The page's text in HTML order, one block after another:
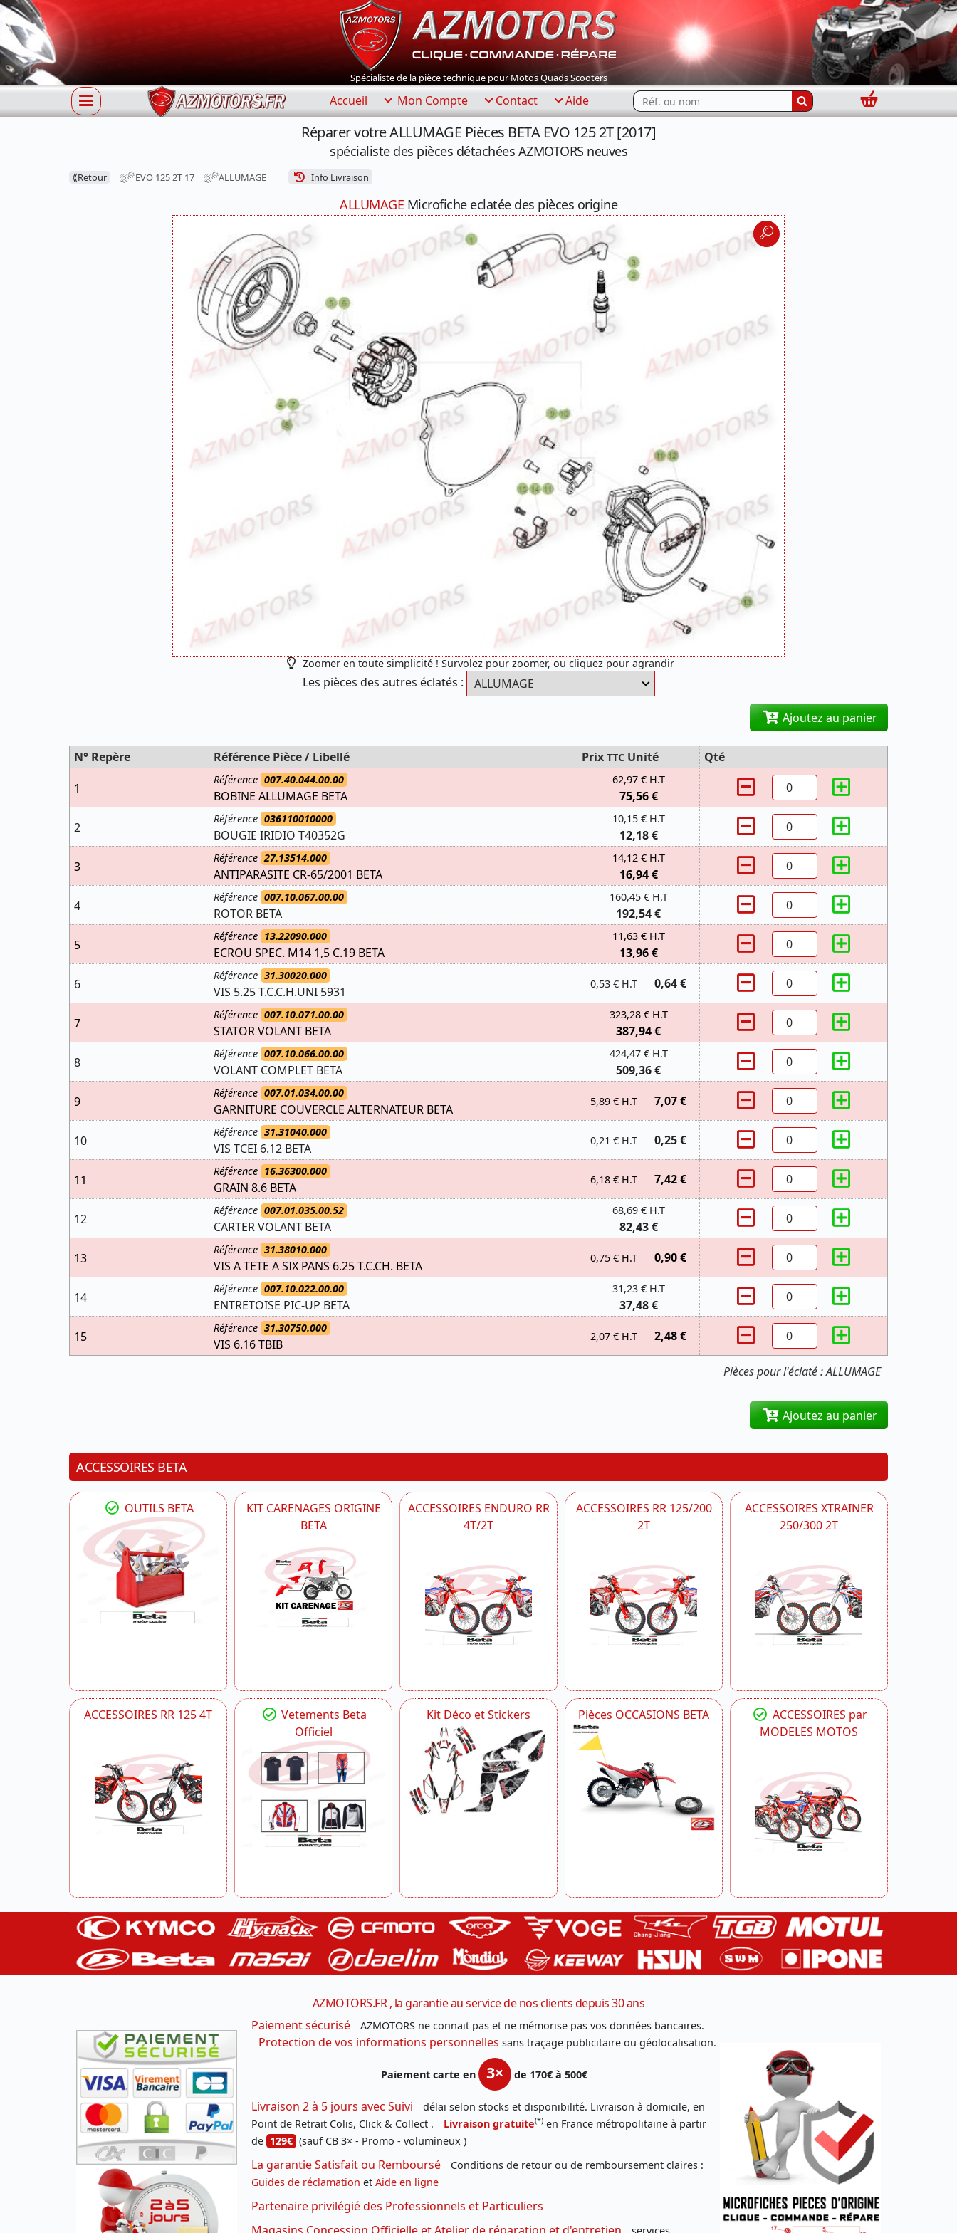
Spécialiste de la pièce technique pour Motos Quads Scooters
Accueil Mon Compte Contact Aide Rechercher...
Panier
Réparer votre ALLUMAGE Pièces BETA EVO 125 2T [2017]
spécialiste des pièces détachées AZMOTORS neuves
⟪Retour EVO 125 2T 17 ALLUMAGE Info Livraison
ALLUMAGE Microfiche eclatée des pièces origine
Zoomer en toute simplicité ! Survolez pour zoomer, ou cliquez pour agrandir
Les pièces des autres éclatés :
Ajoutez au panier
Pièces pour l'éclaté : ALLUMAGE
N° Repère Référence Pièce / Libellé Prix TTC Unité
Qté
1
Référence 007.40.044.00.00
BOBINE ALLUMAGE BETA
62,97 € H.T
75,56 €
2
Référence 036110010000
BOUGIE IRIDIO T40352G
10,15 € H.T
12,18 €
3
Référence 27.13514.000
ANTIPARASITE CR-65/2001 BETA
14,12 € H.T
16,94 €
4
Référence 007.10.067.00.00
ROTOR BETA
160,45 € H.T
192,54 €
5
Référence 13.22090.000
ECROU SPEC. M14 1,5 C.19 BETA
11,63 € H.T
13,96 €
6
Référence 31.30020.000
VIS 5.25 T.C.C.H.UNI 5931
0,53 € H.T 0,64 €
7
Référence 007.10.071.00.00
STATOR VOLANT BETA
323,28 € H.T
387,94 €
8
Référence 007.10.066.00.00
VOLANT COMPLET BETA
424,47 € H.T
509,36 €
9
Référence 007.01.034.00.00
GARNITURE COUVERCLE ALTERNATEUR BETA
5,89 € H.T 7,07 €
10
Référence 31.31040.000
VIS TCEI 6.12 BETA
0,21 € H.T 0,25 €
11
Référence 16.36300.000
GRAIN 8.6 BETA
6,18 € H.T 7,42 €
12
Référence 007.01.035.00.52
CARTER VOLANT BETA
68,69 € H.T
82,43 €
13
Référence 31.38010.000
VIS A TETE A SIX PANS 6.25 T.C.CH. BETA
0,75 € H.T 0,90 €
14
Référence 007.10.022.00.00
ENTRETOISE PIC-UP BETA
31,23 € H.T
37,48 €
15
Référence 31.30750.000
VIS 6.16 TBIB
2,07 € H.T 2,48 €
Ajoutez au panier
ACCESSOIRES BETA
OUTILS BETA
KIT CARENAGES ORIGINE
BETA
ACCESSOIRES ENDURO RR
4T/2T
ACCESSOIRES RR 125/200
2T
ACCESSOIRES XTRAINER
250/300 2T
ACCESSOIRES RR 125 4T
Vetements Beta
Officiel
Kit Déco et Stickers Pièces OCCASIONS BETA
ACCESSOIRES par
MODELES MOTOS
AZMOTORS.FR , la garantie au service de nos clients depuis 30 ans
Paiement sécurisé
AZMOTORS ne connait pas et ne mémorise pas vos données bancaires.
Protection de vos informations personnelles sans traçage publicitaire ou géolocalisation.
Paiement carte en 3× de 170€ à 500€
Livraison 2 à 5 jours avec Suivi
délai selon stocks et disponibilité. Livraison à domicile, en
Point de Retrait Colis, Click & Collect .
Livraison gratuite(*) en France métropolitaine à partir
de 129€ (sauf CB 3× - Promo - volumineux )
La garantie Satisfait ou Remboursé
Conditions de retour ou de remboursement claires :
Guides de réclamation et Aide en ligne
Partenaire privilégié des Professionnels et Particuliers
Magasins Concession Officielle et Atelier de réparation et d'entretien
services